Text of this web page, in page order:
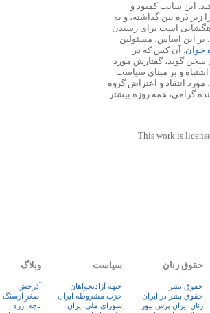
پایه گذاری شد. این سایت کمبود و
ذره بین گذاشته، و به
است برای رسیدن
بر این اساس، مسئولین
خوان. آن کس که در
سخن گوید، گفتارش مورد
و بر مبنای سیاست
مورد انتقاد و اعتراض گروه
گرامی، همه روزه بیشتر
This work is
حقوق زنان
حقوق بشر
حقوق بشر در ایران
زنان ايران پرس نيوز
سیاست
جبهه آزادیخواهان
حزب مشروطه ایران
شورای ملی ایران
وبلاگ
آذرخش
اصغر ارسنگ
باچه آزره